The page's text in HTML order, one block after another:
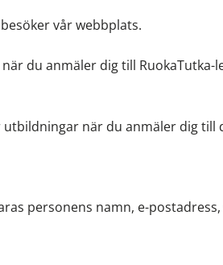
vår webbplats.
du anmäler dig till RuokaTutka-
när du anmäler dig till
personens namn, e-